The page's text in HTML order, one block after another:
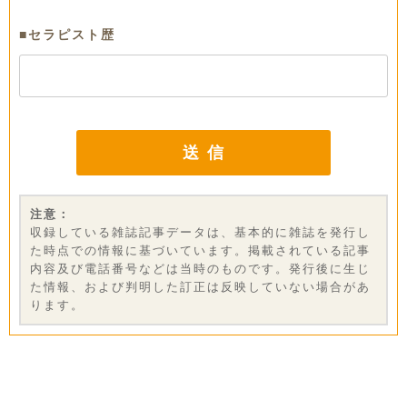
■セラピスト歴
注意：
収録している雑誌記事データは、基本的に雑誌を発行し
た時点での情報に基づいています。掲載されている記事
内容及び電話番号などは当時のものです。発行後に生じ
た情報、および判明した訂正は反映していない場合があ
ります。